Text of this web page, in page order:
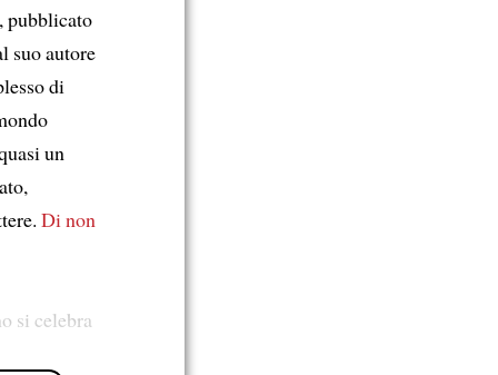
pubblicato
suo autore
di
un
Di non
si celebra